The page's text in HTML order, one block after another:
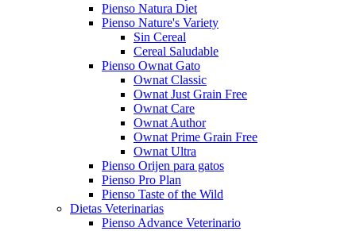
Pienso Natura Diet
Pienso Nature's Variety
Sin Cereal
Cereal Saludable
Pienso Ownat Gato
Ownat Classic
Ownat Just Grain Free
Ownat Care
Ownat Author
Ownat Prime Grain Free
Ownat Ultra
Pienso Orijen para gatos
Pienso Pro Plan
Pienso Taste of the Wild
Dietas Veterinarias
Pienso Advance Veterinario